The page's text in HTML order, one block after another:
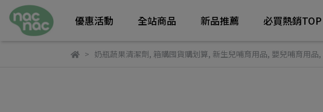
優惠活動 全站商品 新品推薦 必買熱銷TOP
奶瓶蔬果清潔劑, 箱購囤貨購划算, 新生兒哺育用品, 嬰兒哺育用品,